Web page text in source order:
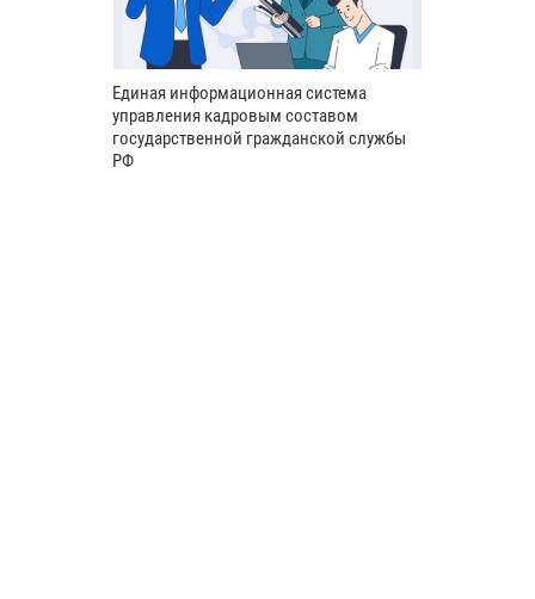
Единая информационная система
управления кадровым составом
государственной гражданской службы
РФ